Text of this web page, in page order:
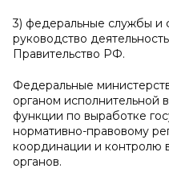
3) федеральные службы и
руководство
Правительство РФ.
Федеральные
органом исполнительной
функции по выработке
нормативно-правовому
координации и контролю
органов.